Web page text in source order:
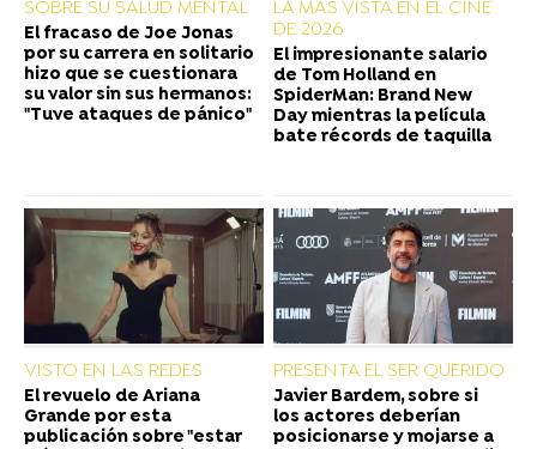
SOBRE SU SALUD MENTAL
El fracaso de Joe Jonas
por su carrera en solitario
hizo que se cuestionara
su valor sin sus hermanos:
"Tuve ataques de pánico"
LA MÁS VISTA EN EL CINE
DE 2026
El impresionante salario
de Tom Holland en
SpiderMan: Brand New
Day mientras la película
bate récords de taquilla
VISTO EN LAS REDES
El revuelo de Ariana
Grande por esta
publicación sobre "estar
PRESENTA EL SER QUERIDO
Javier Bardem, sobre si
los actores deberían
posicionarse y mojarse a